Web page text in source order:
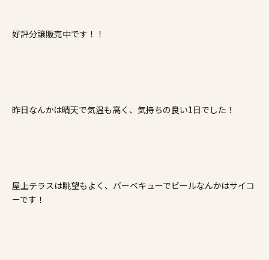
好評分譲販売中です！！
昨日なんかは晴天で気温も高く、気持ちの良い1日でした！
屋上テラスは眺望もよく、バーベキューでビールなんかはサイコ
ーです！